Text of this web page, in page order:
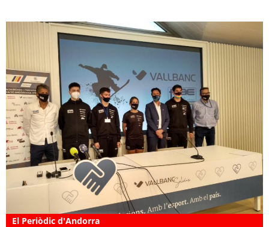
El Periòdic d'Andorra